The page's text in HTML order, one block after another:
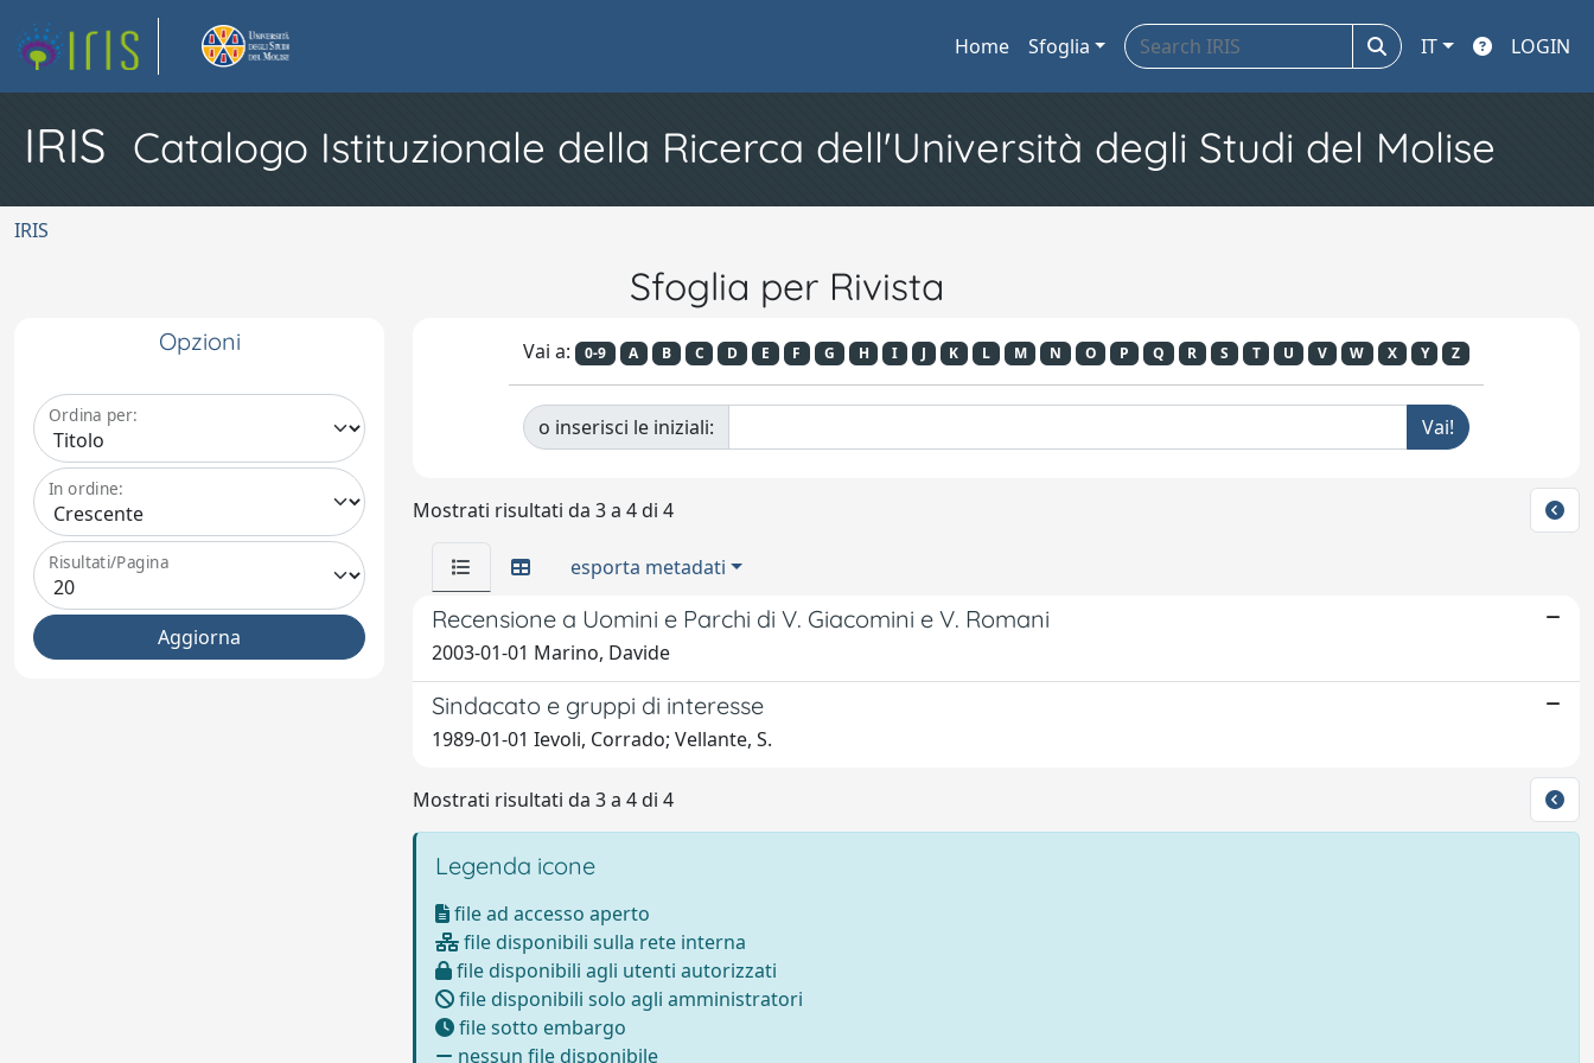
Home Sfoglia IT LOGIN
IRIS Catalogo Istituzionale della Ricerca dell'Università degli Studi del Molise
IRIS
Sfoglia per Rivista
Opzioni
Ordina per:
In ordine:
Risultati/Pagina
Vai a: 0-9 A B C D E F G H I J K L M N O P Q R S T U V W X Y Z
o inserisci le iniziali:
Mostrati risultati da 3 a 4 di 4
esporta metadati
Recensione a Uomini e Parchi di V. Giacomini e V. Romani
2003-01-01 Marino, Davide
Sindacato e gruppi di interesse
1989-01-01 Ievoli, Corrado; Vellante, S.
Mostrati risultati da 3 a 4 di 4
Legenda icone
file ad accesso aperto
file disponibili sulla rete interna
file disponibili agli utenti autorizzati
file disponibili solo agli amministratori
file sotto embargo
nessun file disponibile